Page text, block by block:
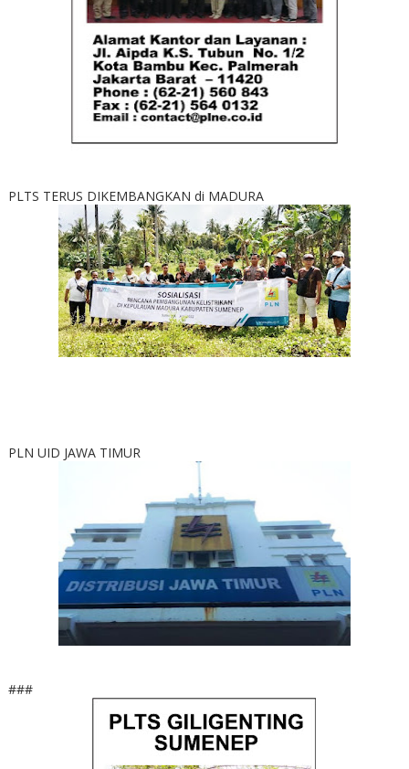
PLTS TERUS DIKEMBANGKAN di MADURA
PLN UID JAWA TIMUR
###